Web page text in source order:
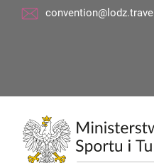
convention@lodz.travel